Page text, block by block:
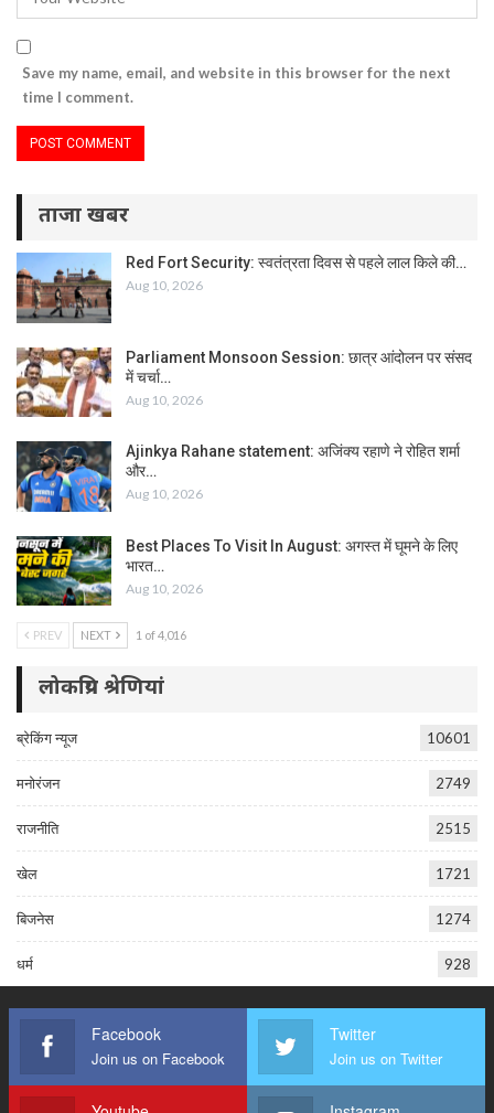
Save my name, email, and website in this browser for the next
time I comment.
ताजा खबर
Red Fort Security: स्वतंत्रता दिवस से पहले लाल किले की…
Aug 10, 2026
Parliament Monsoon Session: छात्र आंदोलन पर संसद
में चर्चा…
Aug 10, 2026
Ajinkya Rahane statement: अजिंक्य रहाणे ने रोहित शर्मा
और…
Aug 10, 2026
Best Places To Visit In August: अगस्त में घूमने के लिए
भारत…
Aug 10, 2026
PREV NEXT 1 of 4,016
लोकप्रिय श्रेणियां
ब्रेकिंग न्यूज 10601
मनोरंजन 2749
राजनीति 2515
खेल 1721
बिजनेस 1274
धर्म 928
Facebook
Join us on Facebook
Twitter
Join us on Twitter